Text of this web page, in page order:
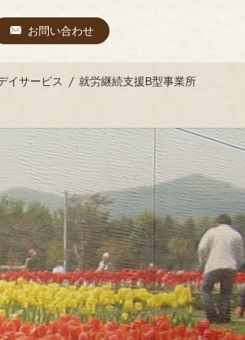
お問い合わせ
イサービス 就労継続支援B型事業所